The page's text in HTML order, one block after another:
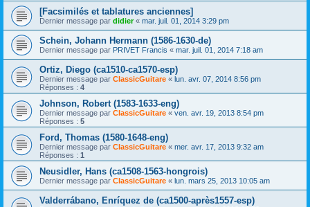
[Facsimilés et tablatures anciennes]
Dernier message par didier« mar. juil. 01, 2014 3:29 pm
Schein, Johann Hermann (1586-1630-de)
Dernier message par PRIVET Francis « mar. juil. 01, 2014 7:18 am
Ortiz, Diego (ca1510-ca1570-esp)
Dernier message par ClassicGuitare « lun. avr. 07, 2014 8:56 pm
Réponses : 4
Johnson, Robert (1583-1633-eng)
Dernier message par ClassicGuitare « ven. avr. 19, 2013 8:54 pm
Réponses : 5
Ford, Thomas (1580-1648-eng)
Dernier message par ClassicGuitare « mer. avr. 17, 2013 9:32 am
Réponses : 1
Neusidler, Hans (ca1508-1563-hongrois)
Dernier message par ClassicGuitare « lun. mars 25, 2013 10:05 am
Valderrábano, Enríquez de (ca1500-après1557-esp)